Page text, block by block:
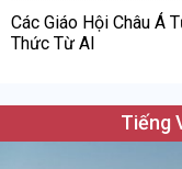
Các Giáo Hội Châu Á
Thức Từ AI
Tiếng